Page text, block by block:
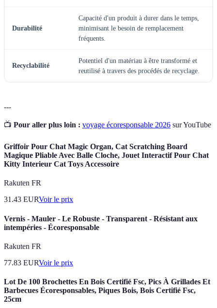
Durabilité
Capacité d'un produit à durer dans le temps,
minimisant le besoin de remplacement
fréquents.
Recyclabilité
Potentiel d'un matériau à être transformé et
reutilisé à travers des procédés de recyclage.
---
📺 Pour aller plus loin : voyage écoresponsable 2026 sur YouTube
Griffoir Pour Chat Magic Organ, Cat Scratching Board
Magique Pliable Avec Balle Cloche, Jouet Interactif Pour Chat
Kitty Interieur Cat Toys Accessoire
Rakuten FR
31.43 EURVoir le prix
Vernis - Mauler - Le Robuste - Transparent - Résistant aux
intempéries - Écoresponsable
Rakuten FR
77.83 EURVoir le prix
Lot De 100 Brochettes En Bois Certifié Fsc, Pics À Grillades Et
Barbecues Écoresponsables, Piques Bois, Bois Certifié Fsc,
25cm